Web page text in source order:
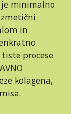
minimalno
in
procese
kolagena,